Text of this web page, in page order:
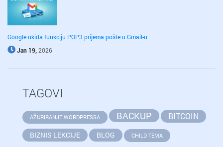
Google ukida funkciju POP3 prijema pošte u Gmail-u
Jan 19, 2026
TAGOVI
AŽURIRANJE WORDPRESSA BACKUP BITCOIN
BIZNIS LEKCIJE BLOG CHILD TEMA